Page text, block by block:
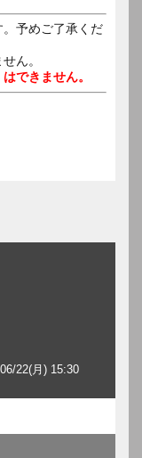
。予めご了承くだ
ん。
できません。
22(月) 15:30